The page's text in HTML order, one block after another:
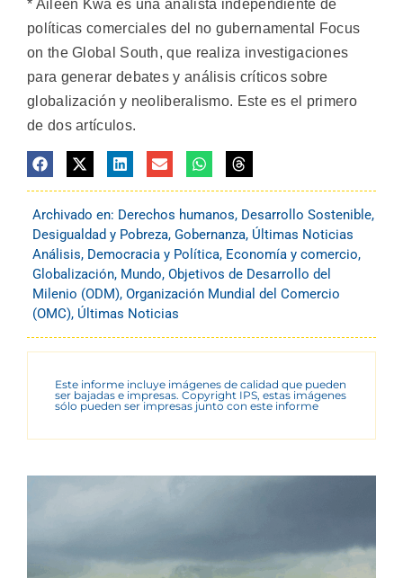
* Aileen Kwa es una analista independiente de
políticas comerciales del no gubernamental Focus
on the Global South, que realiza investigaciones
para generar debates y análisis críticos sobre
globalización y neoliberalismo. Este es el primero
de dos artículos.
Archivado en: Derechos humanos, Desarrollo Sostenible,
Desigualdad y Pobreza, Gobernanza, Últimas Noticias
Análisis, Democracia y Política, Economía y comercio,
Globalización, Mundo, Objetivos de Desarrollo del
Milenio (ODM), Organización Mundial del Comercio
(OMC), Últimas Noticias
Este informe incluye imágenes de calidad que pueden
ser bajadas e impresas. Copyright IPS, estas imágenes
sólo pueden ser impresas junto con este informe